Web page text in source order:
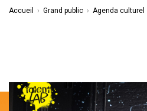
Accueil › Grand public › Agenda culturel